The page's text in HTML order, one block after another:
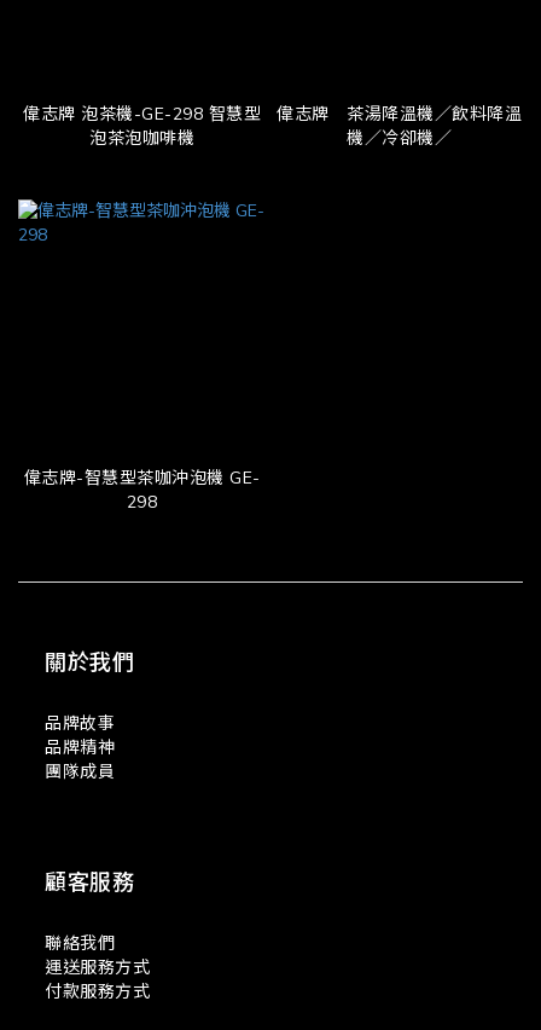
偉志牌 泡茶機-GE-298 智慧型
泡茶泡咖啡機
偉志牌 茶湯降溫機／飲料降溫
機／冷卻機／
偉志牌-智慧型茶咖沖泡機 GE-
298
關於我們
品牌故事
品牌精神
團隊成員
顧客服務
聯絡我們
運送服務方式
付款服務方式